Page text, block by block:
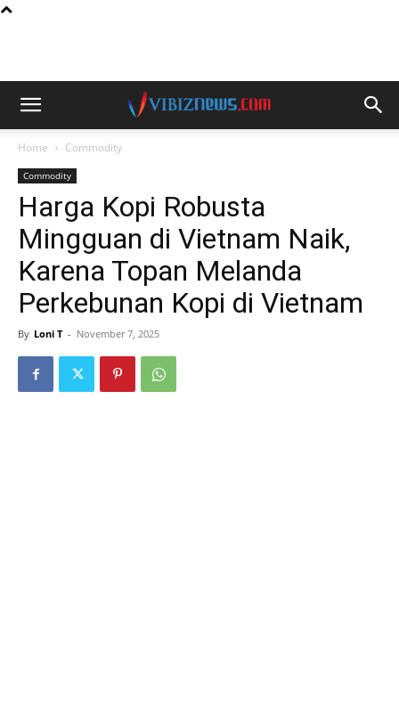
Home Commodity
Commodity
Harga Kopi Robusta
Mingguan di Vietnam Naik,
Karena Topan Melanda
Perkebunan Kopi di Vietnam
By Loni T - November 7, 2025